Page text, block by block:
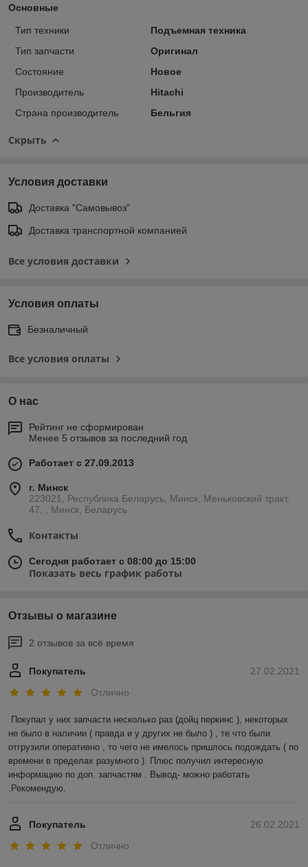
Основные
Тип техники
Подъемная техника
Тип запчасти
Оригинал
Состояние
Новое
Производитель
Hitachi
Страна производитель
Бельгия
Скрыть
Условия доставки
Доставка "Самовывоз"
Доставка транспортной компанией
Все условия доставки
Условия оплаты
Безналичный
Все условия оплаты
О нас
Рейтинг не сформирован
Менее 5 отзывов за последний год
Работает с 27.09.2013
г. Минск
223021, Республика Беларусь, Минск, Меньковский тракт,
47, , Минск, Беларусь
Контакты
Сегодня работает с 08:00 до 15:00
Показать весь график работы
Отзывы о магазине
2 отзывов за всё время
27.02.2021
Покупатель
Отлично
Покупал у них запчасти несколько раз (дойц перкинс ), некоторых
не было в наличии ( правда и у других не было ) , те что были
отгрузили оперативно , то чего не имелось пришлось подождать ( по
времени в пределах разумного ). Плюс получил интересную
информацию по доп. запчастям . Вывод- можно работать
.Рекомендую.
26.02.2021
Покупатель
Отлично